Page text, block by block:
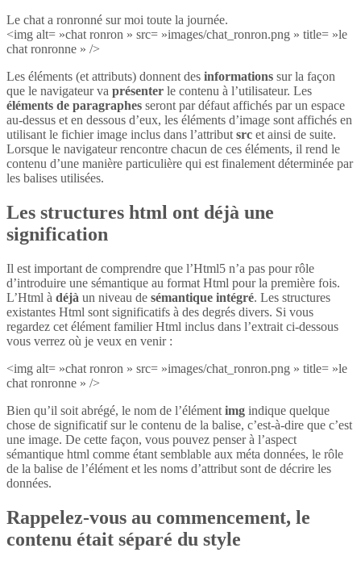
Le chat a ronronné sur moi toute la journée.
<img alt= »chat ronron » src= »images/chat_ronron.png » title= »le
chat ronronne » />
Les éléments (et attributs) donnent des informations sur la façon
que le navigateur va présenter le contenu à l’utilisateur. Les
éléments de paragraphes seront par défaut affichés par un espace
au-dessus et en dessous d’eux, les éléments d’image sont affichés en
utilisant le fichier image inclus dans l’attribut src et ainsi de suite.
Lorsque le navigateur rencontre chacun de ces éléments, il rend le
contenu d’une manière particulière qui est finalement déterminée par
les balises utilisées.
Les structures html ont déjà une
signification
Il est important de comprendre que l’Html5 n’a pas pour rôle
d’introduire une sémantique au format Html pour la première fois.
L’Html à déjà un niveau de sémantique intégré. Les structures
existantes Html sont significatifs à des degrés divers. Si vous
regardez cet élément familier Html inclus dans l’extrait ci-dessous
vous verrez où je veux en venir :
<img alt= »chat ronron » src= »images/chat_ronron.png » title= »le
chat ronronne » />
Bien qu’il soit abrégé, le nom de l’élément img indique quelque
chose de significatif sur le contenu de la balise, c’est-à-dire que c’est
une image. De cette façon, vous pouvez penser à l’aspect
sémantique html comme étant semblable aux méta données, le rôle
de la balise de l’élément et les noms d’attribut sont de décrire les
données.
Rappelez-vous au commencement, le
contenu était séparé du style